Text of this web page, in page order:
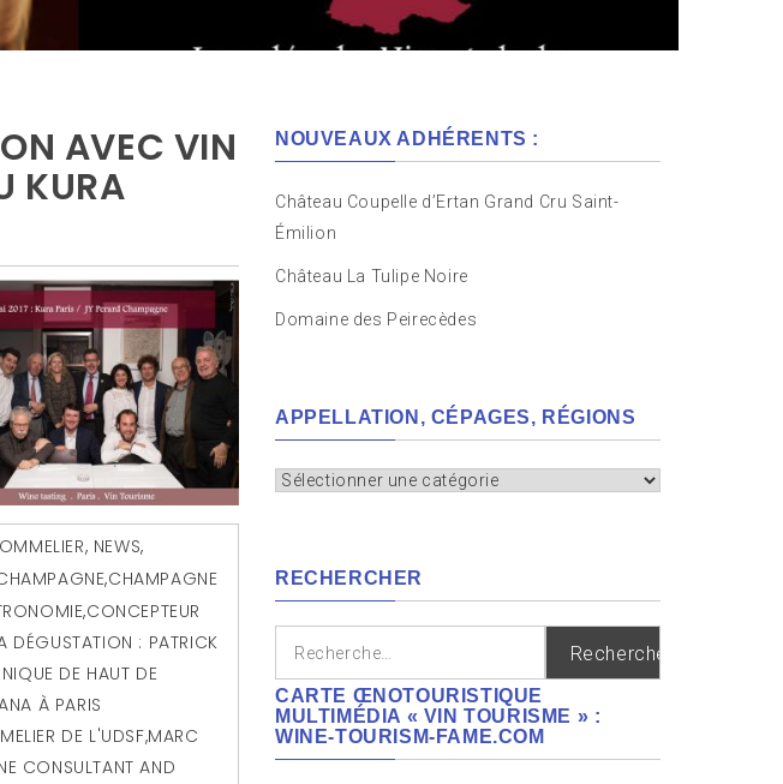
AVEC VIN
KURA
, NEWS,
,CHAMPAGNE
,CONCEPTEUR
DÉGUSTATION : PATRICK
DE HAUT DE
À PARIS
DE L'UDSF,MARC
CONSULTANT AND
NOUVEAUX ADHÉRENTS :
Château Coupelle d’Ertan Grand Cru Saint-
Émilion
Château La Tulipe Noire
Domaine des Peirecèdes
APPELLATION, CÉPAGES, RÉGIONS
Appellation,
RECHERCHER
CARTE ŒNOTOURISTIQUE
MULTIMÉDIA « VIN TOURISME » :
WINE-TOURISM-FAME.COM